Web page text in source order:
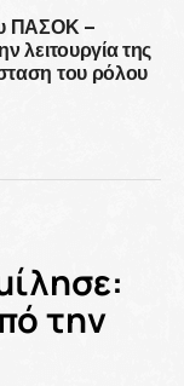
ΠΑΣΟΚ –
λειτουργία της
του ρόλου
την